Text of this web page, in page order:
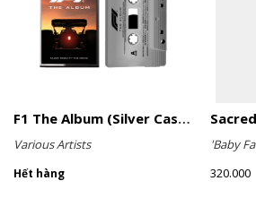
F1 The Album (Silver Cassette)
Various Artists
Hết hàng
'Baby
320.000